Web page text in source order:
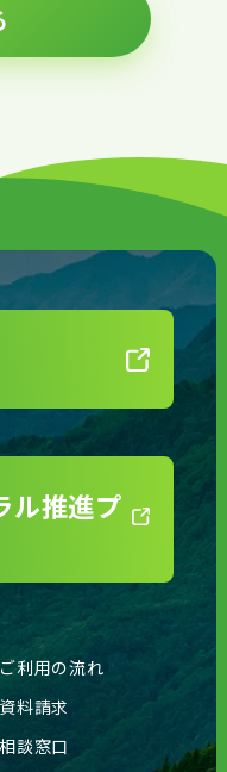
ル推進プ
ご利用の流れ
資料請求
相談窓口